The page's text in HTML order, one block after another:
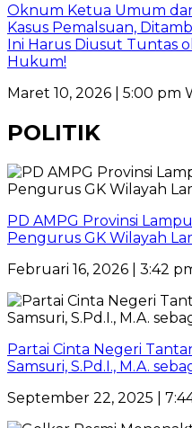
Oknum Ketua Umum
Kasus Pemalsuan,
Ini Harus Diusut Tuntas
Hukum!
Maret 10, 2026 | 5:00 pm
POLITIK
PD AMPG Provinsi
Pengurus GK Wilayah
Februari 16, 2026 | 3:42
Partai Cinta Negeri
Samsuri, S.Pd.I., M.A.
September 22, 2025 |